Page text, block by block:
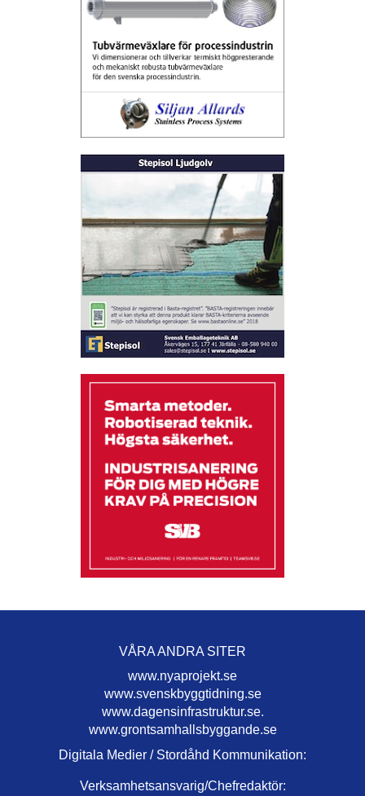
VÅRA ANDRA SITER
www.nyaprojekt.se
www.svenskbyggtidning.se
www.dagensinfrastruktur.se.
www.grontsamhallsbyggande.se
Digitala Medier / Stordåhd Kommunikation:
Verksamhetsansvarig/Chefredaktör: